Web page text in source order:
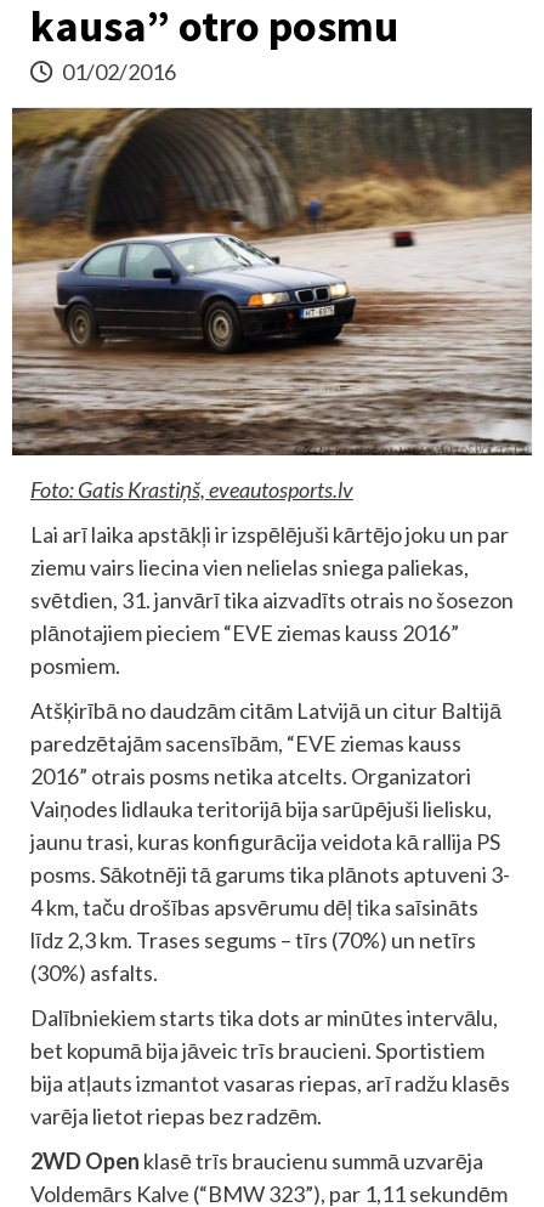
kausa” otro posmu
01/02/2016
Foto: Gatis Krastiņš, eveautosports.lv
Lai arī laika apstākļi ir izspēlējuši kārtējo joku un par
ziemu vairs liecina vien nelielas sniega paliekas,
svētdien, 31. janvārī tika aizvadīts otrais no šosezon
plānotajiem pieciem “EVE ziemas kauss 2016”
posmiem.
Atšķirībā no daudzām citām Latvijā un citur Baltijā
paredzētajām sacensībām, “EVE ziemas kauss
2016” otrais posms netika atcelts. Organizatori
Vaiņodes lidlauka teritorijā bija sarūpējuši lielisku,
jaunu trasi, kuras konfigurācija veidota kā rallija PS
posms. Sākotnēji tā garums tika plānots aptuveni 3-
4 km, taču drošības apsvērumu dēļ tika saīsināts
līdz 2,3 km. Trases segums – tīrs (70%) un netīrs
(30%) asfalts.
Dalībniekiem starts tika dots ar minūtes intervālu,
bet kopumā bija jāveic trīs braucieni. Sportistiem
bija atļauts izmantot vasaras riepas, arī radžu klasēs
varēja lietot riepas bez radzēm.
2WD Open klasē trīs braucienu summā uzvarēja
Voldemārs Kalve (“BMW 323”), par 1,11 sekundēm